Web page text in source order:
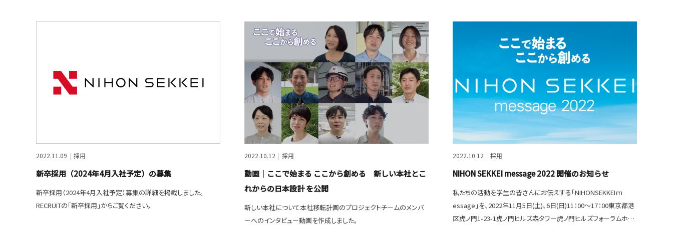
2022.11.09 採用
新卒採用（2024年4月入社予定）の募集
新卒採用（2024年4月入社予定）募集の詳細を掲載しました。
RECRUITの「新卒採用」からご覧ください。
2022.10.12 採用
動画｜ここで始まる ここから創める 新しい本社とこ
れからの日本設計 を公開
新しい本社について本社移転計画のプロジェクトチームのメンバ
ーへのインタビュー動画を作成しました。
2022.10.12 採用
NIHON SEKKEI message 2022 開催のお知らせ
私たちの活動を学生の皆さんにお伝えする「NIHONSEKKEIｍ
essage」を、2022年11月5日(土)、6日(日)11：00～17：00東京都港
区虎ノ門1-23-1虎ノ門ヒルズ森タワー虎ノ門ヒルズフォーラムホー